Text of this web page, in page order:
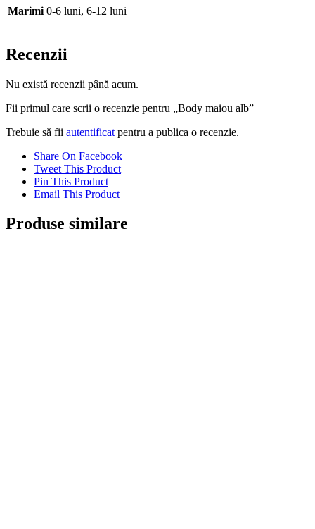
Marimi 0-6 luni, 6-12 luni
Recenzii
Nu există recenzii până acum.
Fii primul care scrii o recenzie pentru „Body maiou alb”
Trebuie să fii autentificat pentru a publica o recenzie.
Share On Facebook
Tweet This Product
Pin This Product
Email This Product
Produse similare